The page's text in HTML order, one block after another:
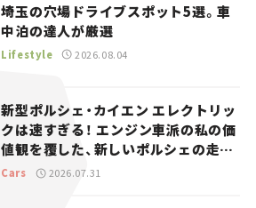
埼玉の穴場ドライブスポット5選。車
中泊の達人が厳選
Lifestyle 2026.08.04
新型ポルシェ・カイエン エレクトリッ
クは速すぎる！ エンジン車派の私の価
値観を覆した、新しいポルシェの走
り。
Cars 2026.07.31